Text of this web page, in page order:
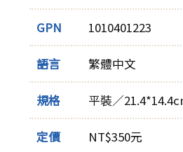
GPN 1010401223
語言 繁體中文
規格 平裝／
定價 NT$350元